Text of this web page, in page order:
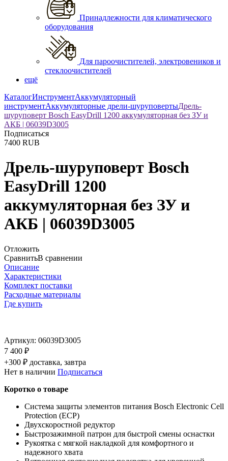
Принадлежности для климатического
оборудования
Для пароочистителей, электровеников и
стеклоочистителей
ещё
КаталогИнструментАккумуляторный
инструментАккумуляторные дрели-шуруповертыДрель-
шуруповерт Bosch EasyDrill 1200 аккумуляторная без ЗУ и
АКБ | 06039D3005
Подписаться
7400 RUB
Дрель-шуруповерт Bosch
EasyDrill 1200
аккумуляторная без ЗУ и
АКБ | 06039D3005
Отложить
СравнитьВ сравнении
Описание
Характеристики
Комплект поставки
Расходные материалы
Где купить
Артикул: 06039D3005
7 400 ₽
+300 ₽ доставка, завтра
Нет в наличии Подписаться
Коротко о товаре
Система защиты элементов питания Bosch Electronic Cell
Protection (ECP)
Двухскоростной редуктор
Быстрозажимной патрон для быстрой смены оснастки
Рукоятка с мягкой накладкой для комфортного и
надежного хвата